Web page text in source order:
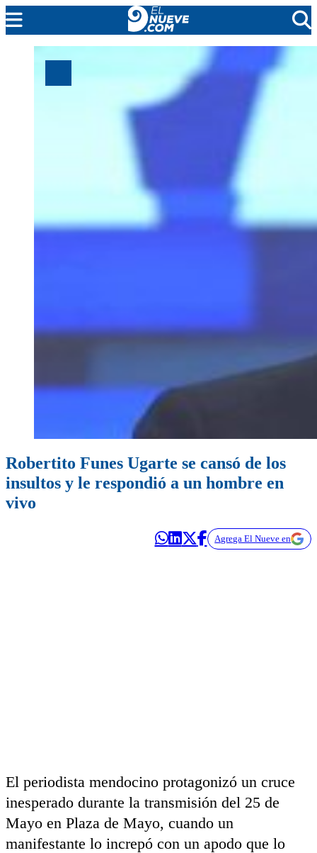
CADA DÍA
Robertito Funes Ugarte se cansó de los
insultos y le respondió a un hombre en
vivo
Agrega El Nueve en
El periodista mendocino protagonizó un cruce
inesperado durante la transmisión del 25 de
Mayo en Plaza de Mayo, cuando un
manifestante lo increpó con un apodo que lo